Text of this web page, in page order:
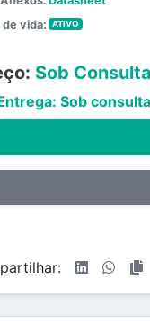
vida:
ATIVO
Sob Consulta
Sob consulta